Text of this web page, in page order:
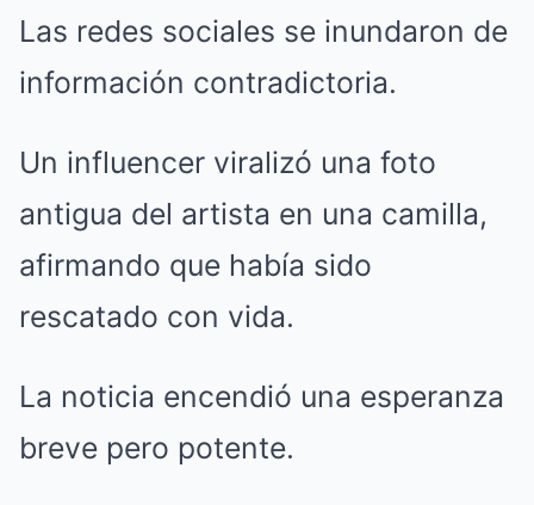
Las redes sociales se inundaron de
información contradictoria.
Un influencer viralizó una foto
antigua del artista en una camilla,
afirmando que había sido
rescatado con vida.
La noticia encendió una esperanza
breve pero potente.